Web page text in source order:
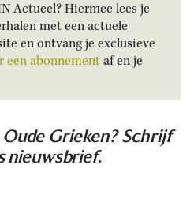
Actueel? Hiermee lees je
met een actuele
en ontvang je exclusieve
een abonnementaf en je
Grieken? Schrijf
nieuwsbrief.